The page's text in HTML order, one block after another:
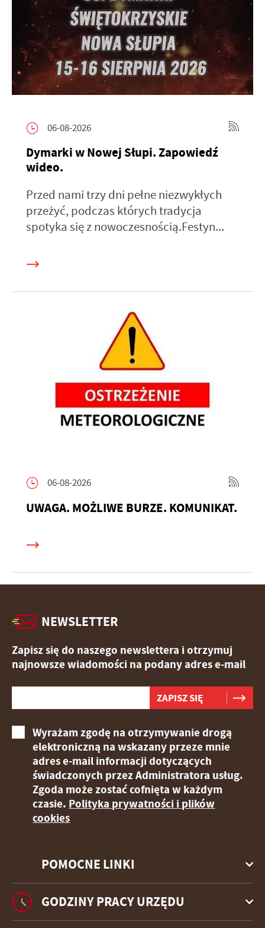
06-08-2026
Dymarki w Nowej Słupi. Zapowiedź
wideo.
Przed nami trzy dni pełne niezwykłych
przeżyć, podczas których tradycja
spotyka się z nowoczesnością.Festyn...
06-08-2026
UWAGA. MOŻLIWE BURZE. KOMUNIKAT.
POMOCNE LINKI
NEWSLETTER
Zapisz się do naszego newslettera i otrzymuj
najnowsze wiadomości na podany adres e-mail
Wyrażam zgodę na otrzymywanie drogą
elektroniczną na wskazany przeze mnie
adres e-mail informacji dotyczących
świadczonych przez Administratora usług.
Zgoda może zostać cofnięta w każdym
czasie. Polityka prywatności i plików
cookies
GODZINY PRACY URZĘDU